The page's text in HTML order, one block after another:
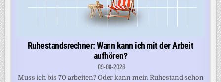
Ruhestandsrechner: Wann kann ich mit der Arbeit
aufhören?
09-08-2026
Muss ich bis 70 arbeiten? Oder kann mein Ruhestand schon